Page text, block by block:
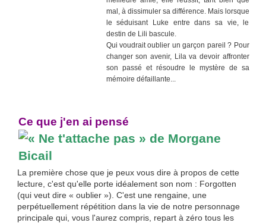
mal, à dissimuler sa différence. Mais lorsque
le séduisant Luke entre dans sa vie, le
destin de Lili bascule.
Qui voudrait oublier un garçon pareil ? Pour
changer son avenir, Lila va devoir affronter
son passé et résoudre le mystère de sa
mémoire défaillante...
Ce que j'en ai pensé
La première chose que je peux vous dire à propos de cette
lecture, c'est qu'elle porte idéalement son nom : Forgotten
(qui veut dire « oublier »). C'est une rengaine, une
perpétuellement répétition dans la vie de notre personnage
principale qui, vous l'aurez compris, repart à zéro tous les